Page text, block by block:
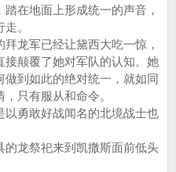
在地面上形成统一的声音，
。
龙军已经让黛西大吃一惊，
颠覆了她对军队的认知。她
做到如此的绝对统一，就如同
只有服从和命令。
勇敢好战闻名的北境战士也
龙祭祀来到凯撒斯面前低头